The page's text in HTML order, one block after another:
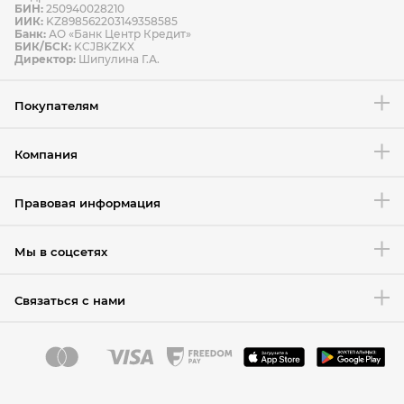
Условия возврата товара
БИН: 250940028210
ИИК: KZ898562203149358585
Банк: АО «Банк Центр Кредит»
БИК/БСК: KCJBKZKX
Директор: Шипулина Г.А.
Покупателям
Компания
Правовая информация
Мы в соцсетях
Связаться с нами